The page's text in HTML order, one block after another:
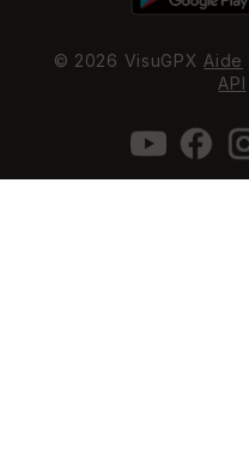
© 2026 VisuGPX Aide
API